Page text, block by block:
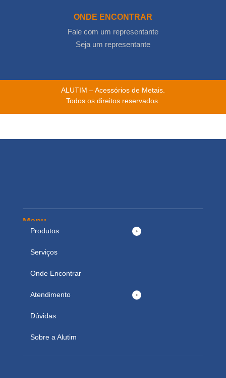
ONDE ENCONTRAR
Fale com um representante
Seja um representante
ALUTIM – Acessórios de Metais.
Todos os direitos reservados.
Menu
Produtos
Serviços
Onde Encontrar
Atendimento
Dúvidas
Sobre a Alutim